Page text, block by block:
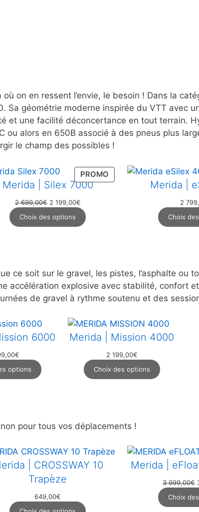
on en ressent l’envie, le besoin ! Dans la
Sa géométrie moderne inspirée du VTT avec
et une facilité déconcertance en tout terrain.
alors en 650B associé à des pneus plus
le champ des possibles !
PROMOPRODUIT
EN
Merida | Silex 7000
2 699,00€ Le
initial
2 199,00€Le
prix
actuel
Choix des options
Merida |
2
Choix
ce soit sur le gravel, les pistes, l’asphalte
accélération explosive avec stabilité, confort
de gravel à rythme soutenu et des
6000
€
options
Merida | Mission 4000
2 199,00€
Choix des options
pour tous vos déplacements !
| CROSSWAY 10
Trapèze
649,00€
Merida |
3 999,00€
Choix